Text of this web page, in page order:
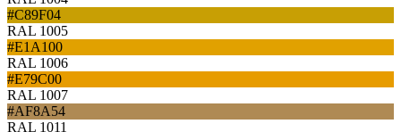
#C89F04
RAL 1005
#E1A100
RAL 1006
#E79C00
RAL 1007
#AF8A54
RAL 1011